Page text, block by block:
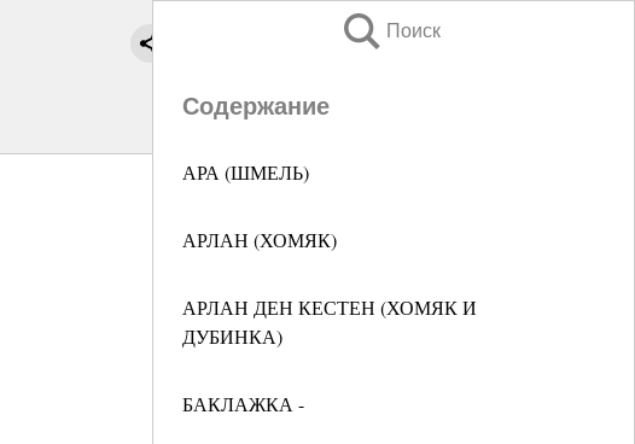
Поиск
Содержание
АРА (ШМЕЛЬ)
АРЛАН (ХОМЯК)
АРЛАН ДЕН КЕСТЕН (ХОМЯК И
ДУБИНКА)
БАКЛАЖКА -